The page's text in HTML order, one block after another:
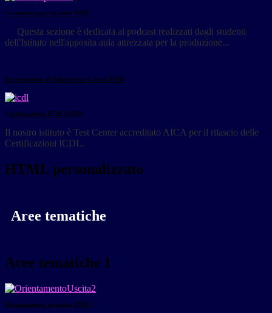
La nostra voce in onda INFO
Questa sezione è dedicata ai podcast realizzati dagli studenti
dell'Istituto nell'apposita aula attrezzata per la produzione...
Il curriculum di Educazione Civica INFO
Certificazione ICDL INFO
Il nostro istituto è Test Center accreditato AICA per il rilascio delle
Certificazioni ICDL.
HTML personalizzato
Aree tematiche
Aree tematiche 1
Orientamento in uscita INFO